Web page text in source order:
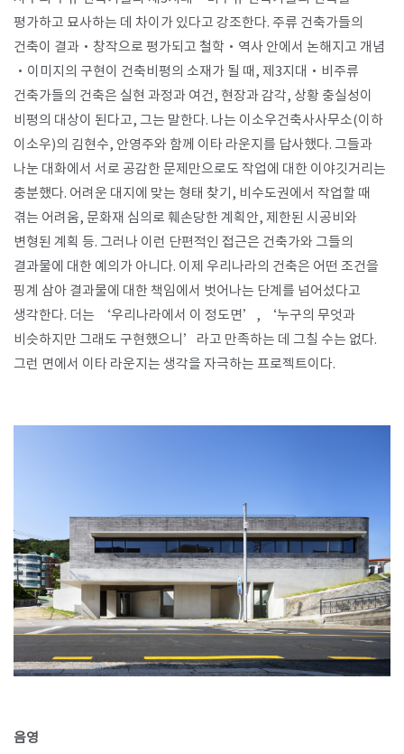
평가하고 묘사하는 데 차이가 있다고 강조한다. 주류 건축가들의
건축이 결과 · 창작으로 평가되고 철학 · 역사 안에서 논해지고 개념
· 이미지의 구현이 건축비평의 소재가 될 때 , 제 3지대 · 비주류
건축가들의 건축은 실현 과정과 여건, 현장과 감각, 상황 충실성이
비평의 대상이 된다고, 그는 말한다. 나는 이소우건축사사무소(이하
이소우)의 김현수, 안영주와 함께 이타 라운지를 답사했다. 그들과
나눈 대화에서 서로 공감한 문제만으로도 작업에 대한 이야깃거리는
충분했다. 어려운 대지에 맞는 형태 찾기 , 비수도권에서 작업할 때
겪는 어려움, 문화재 심의로 훼손당한 계획안, 제한된 시공비와
변형된 계획 등. 그러나 이런 단편적인 접근은 건축가와 그들의
결과물에 대한 예의가 아니다. 이제 우리나라의 건축은 어떤 조건을
핑계 삼아 결과물에 대한 책임에서 벗어나는 단계를 넘어섰다고
생각한다. 더는 ‘우리나라에서 이 정도면’, ‘누구의 무엇과
비슷하지만 그래도 구현했으니 ’ 라고 만족하는 데 그칠 수는 없다.
그런 면에서 이타 라운지는 생각을 자극하는 프로젝트이다.
음영